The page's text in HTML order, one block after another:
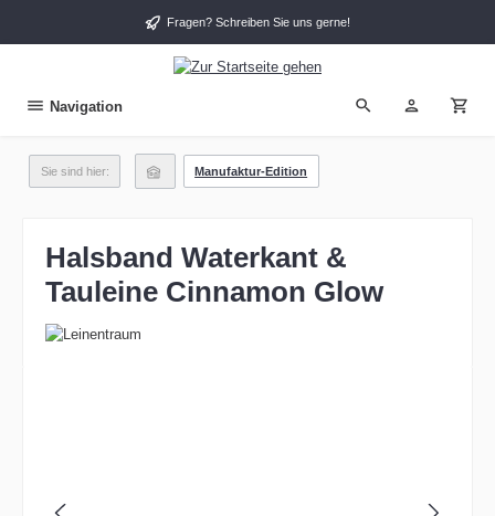
Fragen? Schreiben Sie uns gerne!
Navigation
Sie sind hier: Manufaktur-Edition
Halsband Waterkant &
Tauleine Cinnamon Glow